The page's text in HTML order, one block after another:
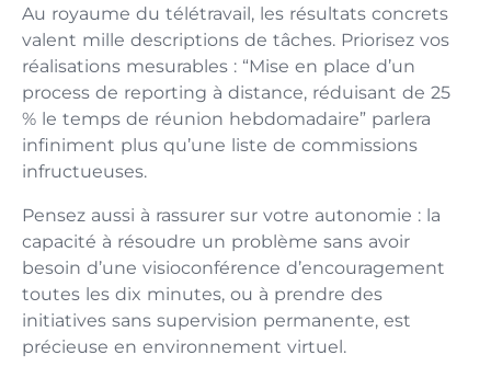
Au royaume du télétravail, les résultats concrets
valent mille descriptions de tâches. Priorisez vos
réalisations mesurables : “Mise en place d’un
process de reporting à distance, réduisant de 25
% le temps de réunion hebdomadaire” parlera
infiniment plus qu’une liste de commissions
infructueuses.
Pensez aussi à rassurer sur votre autonomie : la
capacité à résoudre un problème sans avoir
besoin d’une visioconférence d’encouragement
toutes les dix minutes, ou à prendre des
initiatives sans supervision permanente, est
précieuse en environnement virtuel.